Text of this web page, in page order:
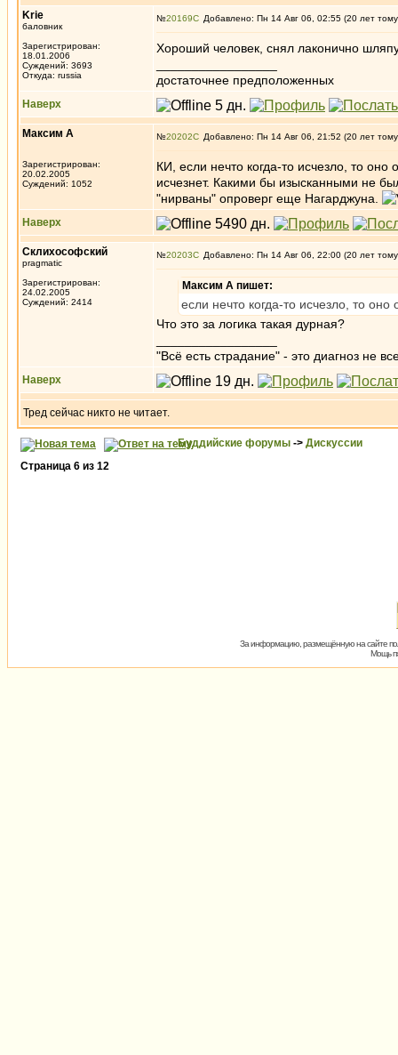
Krie
баловник
Зарегистрирован:
18.01.2006
Суждений: 3693
Откуда: russia
№20169 Добавлено: Пн 14 Авг 06, 02:55 (20 лет
Хороший человек, снял лаконично
достаточнее предположенных
Наверх
Максим А
Зарегистрирован:
20.02.2005
Суждений: 1052
№20202 Добавлено: Пн 14 Авг 06, 21:52 (20 лет
КИ, если нечто когда-то исчезло, то
исчезнет. Какими бы изысканными не
"нирваны" опроверг еще Нагарджуна.
Наверх
Склихософский
pragmatic
Зарегистрирован:
24.02.2005
Суждений: 2414
№20203 Добавлено: Пн 14 Авг 06, 22:00 (20 лет
Максим А пишет:
если нечто когда-то исчезло, то оно
Что это за логика такая дурная?
"Всё есть страдание" - это диагноз не
Наверх
Тред сейчас никто не читает.
Буддийские форумы -> Дискуссии
Страница 6 из 12
За информацию, размещённую на сайте
Мощь